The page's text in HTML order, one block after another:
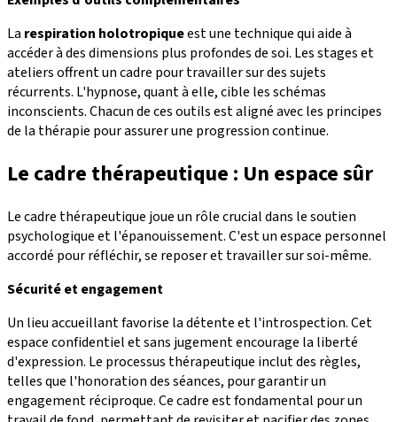
La respiration holotropiqueest une technique qui aide à
accéder à des dimensions plus profondes de soi. Les stages et
ateliers offrent un cadre pour travailler sur des sujets
récurrents. L'hypnose, quant à elle, cible les schémas
inconscients. Chacun de ces outils est aligné avec les principes
de la thérapie pour assurer une progression continue.
Le cadre thérapeutique : Un espace sûr
Le cadre thérapeutique joue un rôle crucial dans le soutien
psychologique et l'épanouissement. C'est un espace personnel
accordé pour réfléchir, se reposer et travailler sur soi-même.
Sécurité et engagement
Un lieu accueillant favorise la détente et l'introspection. Cet
espace confidentiel et sans jugement encourage la liberté
d'expression. Le processus thérapeutique inclut des règles,
telles que l'honoration des séances, pour garantir un
engagement réciproque. Ce cadre est fondamental pour un